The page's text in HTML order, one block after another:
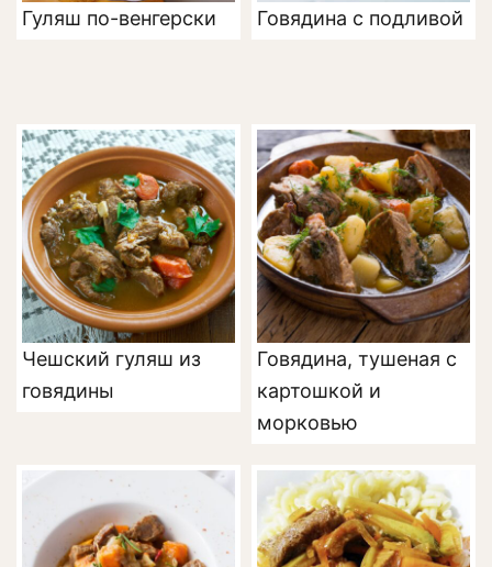
Гуляш по-венгерски Говядина с подливой
Чешский гуляш из
говядины
Говядина, тушеная с
картошкой и
морковью